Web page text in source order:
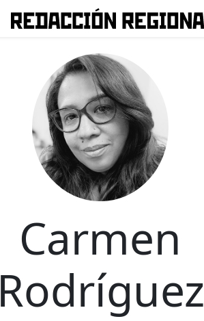
Carmen
Rodríguez